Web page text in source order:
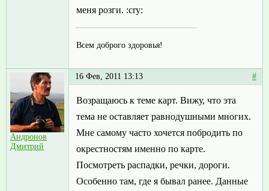
меня розги. :cry:
Всем доброго здоровья!
Андронов
Дмитрий
16 Фев, 2011 13:13 #
Возращаюсь к теме карт. Вижу, что эта
тема не оставляет равнодушными многих.
Мне самому часто хочется побродить по
окрестностям именно по карте.
Посмотреть распадки, речки, дороги.
Особенно там, где я бывал ранее. Данные